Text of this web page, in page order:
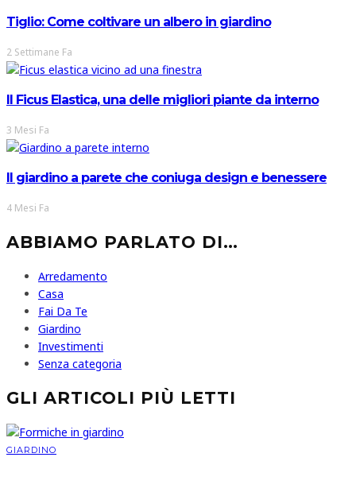
Tiglio: Come coltivare un albero in giardino
2 Settimane Fa
Il Ficus Elastica, una delle migliori piante da interno
3 Mesi Fa
Il giardino a parete che coniuga design e benessere
4 Mesi Fa
ABBIAMO PARLATO DI…
Arredamento
Casa
Fai Da Te
Giardino
Investimenti
Senza categoria
GLI ARTICOLI PIÙ LETTI
GIARDINO